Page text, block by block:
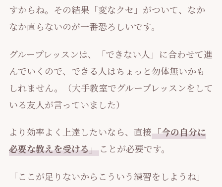
すからね。その結果「変なクセ」がついて、なか
なか直らないのが一番恐ろしいです。
グループレッスンは、「できない人」に合わせて進
んでいくので、できる人はちょっと勿体無いかも
しれません。（大手教室でグループレッスンをして
いる友人が言っていました）
より効率よく上達したいなら、直接「今の自分に
必要な教えを受ける」ことが必要です。
「ここが足りないからこういう練習をしようね」